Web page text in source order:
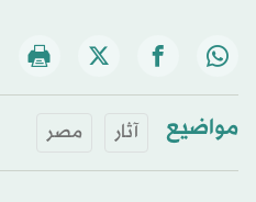
مواضيع آثار مصر